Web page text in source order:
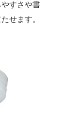
すさや書
せます。